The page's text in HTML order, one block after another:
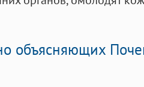
объясняющих